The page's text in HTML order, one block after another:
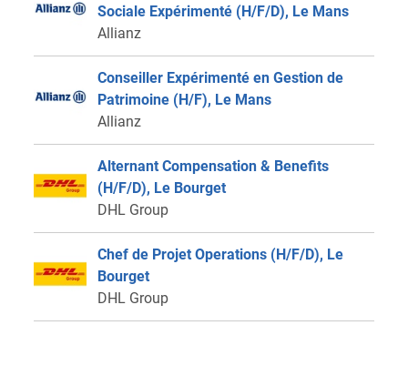
Sociale Expérimenté (H/F/D), Le Mans
Allianz
Conseiller Expérimenté en Gestion de
Patrimoine (H/F), Le Mans
Allianz
Alternant Compensation & Benefits
(H/F/D), Le Bourget
DHL Group
Chef de Projet Operations (H/F/D), Le
Bourget
DHL Group